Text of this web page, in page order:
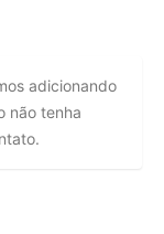
adicionando
não tenha